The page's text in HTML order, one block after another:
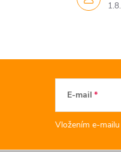
E-mail
Vložením e-